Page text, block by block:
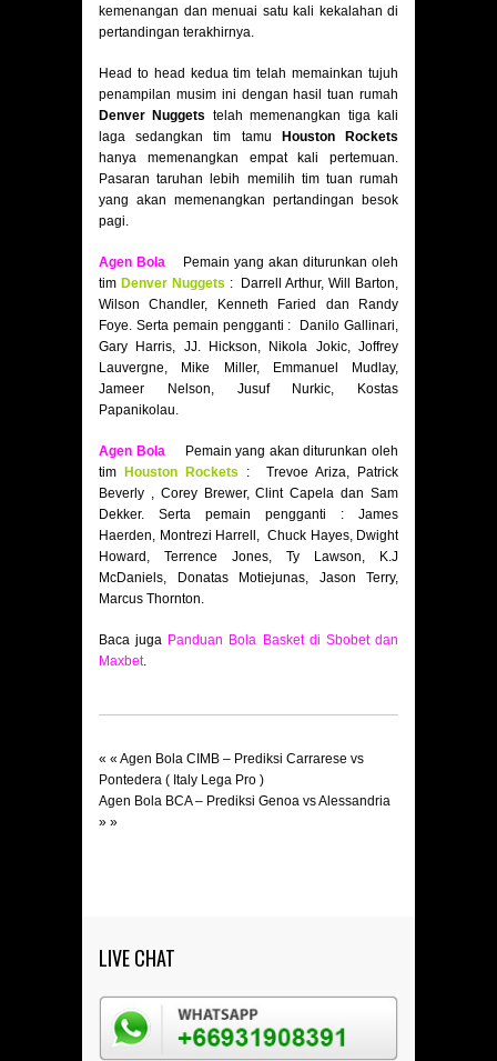
kemenangan dan menuai satu kali kekalahan di
pertandingan terakhirnya.
Head to head kedua tim telah memainkan tujuh
penampilan musim ini dengan hasil tuan rumah
Denver Nuggets telah memenangkan tiga kali
laga sedangkan tim tamu
Houston Rockets
hanya memenangkan empat kali pertemuan.
Pasaran taruhan lebih memilih tim tuan rumah
yang akan memenangkan pertandingan besok
pagi.
Agen Bola
Pemain yang akan diturunkan oleh
tim Denver Nuggets : Darrell Arthur, Will Barton,
Wilson Chandler, Kenneth Faried dan Randy
Foye. Serta pemain pengganti : Danilo Gallinari,
Gary Harris, JJ. Hickson, Nikola Jokic, Joffrey
Lauvergne, Mike Miller, Emmanuel Mudlay,
Jameer Nelson, Jusuf Nurkic, Kostas
Papanikolau.
Agen Bola
Pemain yang akan diturunkan oleh
tim
Houston Rockets
: Trevoe Ariza, Patrick
Beverly , Corey Brewer, Clint Capela dan Sam
Dekker. Serta pemain pengganti : James
Haerden, Montrezi Harrell, Chuck Hayes, Dwight
Howard, Terrence Jones, Ty Lawson, K.J
McDaniels, Donatas Motiejunas, Jason Terry,
Marcus Thornton.
Baca juga Panduan Bola Basket di Sbobet dan
Maxbet.
« « Agen Bola CIMB – Prediksi Carrarese vs
Pontedera ( Italy Lega Pro )
Agen Bola BCA – Prediksi Genoa vs Alessandria
» »
LIVE CHAT